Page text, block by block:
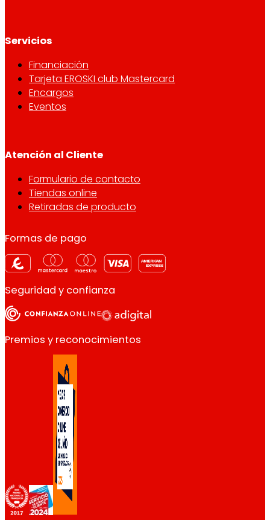
Servicios
Financiación
Tarjeta EROSKI club Mastercard
Encargos
Eventos
Atención al Cliente
Formulario de contacto
Tiendas online
Retiradas de producto
Formas de pago
Seguridad y confianza
Premios y reconocimientos